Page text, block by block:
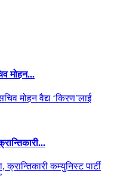
मोहन...